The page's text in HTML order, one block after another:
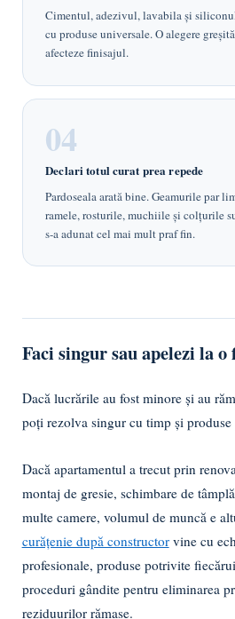
Cimentul, adezivul, lavabila și
cu produse universale. O alegere
afecteze finisajul.
Declari totul curat prea repede
Pardoseala arată bine. Geamurile par
ramele, rosturile, muchiile și colțurile
s-a adunat cel mai mult praf fin.
Faci singur sau apelezi la o
Dacă lucrările au fost minore și au
poți rezolva singur cu timp și
Dacă apartamentul a trecut prin
montaj de gresie, schimbare de
multe camere, volumul de muncă e
curățenie după constructorvine cu
profesionale, produse potrivite
proceduri gândite pentru eliminarea
reziduurilor rămase.